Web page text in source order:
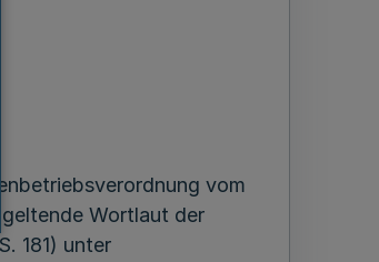
vom
geltende Wortlaut der
181) unter